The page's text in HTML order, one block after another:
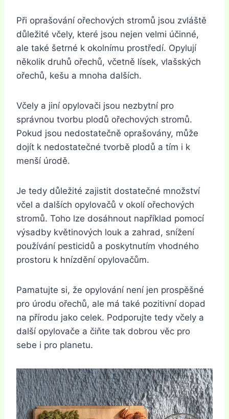
Při oprašování ořechových stromů jsou zvláště
důležité včely, které jsou nejen velmi účinné,
ale také šetrné k okolnímu prostředí. Opylují
několik druhů ořechů, včetně lísek, vlašských
ořechů, kešu a mnoha dalších.
Včely a jiní opylovači jsou nezbytní pro
správnou tvorbu plodů ořechových stromů.
Pokud jsou nedostatečně oprašovány, může
dojít k nedostatečné tvorbě plodů a tím i k
menší úrodě.
Je tedy důležité zajistit dostatečné množství
včel a dalších opylovačů v okolí ořechových
stromů. Toho lze dosáhnout například pomocí
výsadby květinových louk a zahrad, snížení
používání pesticidů a poskytnutím vhodného
prostoru k hnízdění opylovačům.
Pamatujte si, že opylování není jen prospěšné
pro úrodu ořechů, ale má také pozitivní dopad
na přírodu jako celek. Podporujte tedy včely a
další opylovače a čiňte tak dobrou věc pro
sebe i pro planetu.